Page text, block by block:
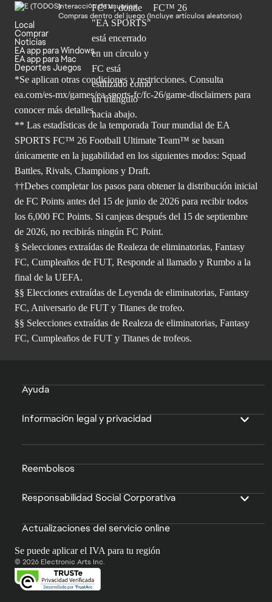
Interacción de usuarios
Compras dentro del juego (Incluye artículos aleatorios)
Local
Comprar
Noticias
EA app para Windows
EA app para Mac
Deportes Juegos
*Se aplican otras condiciones y restricciones. Consulta
ea.com/es-mx/games/ea-sports-fc/fc-26/game-disclaimers para
conocer más detalles.
** Las estadísticas de la temporada Tour mundial de EA
SPORTS FC™ 26 Football Ultimate Team™ se basan
únicamente en la jugabilidad en los siguientes modos: Squad
Battles, Rivals, Champions y Draft.
††Debes completar los pasos para obtener la distribución inicial
de FC Points antes del 15 de junio de 2026 para recibir todos
los 6,000 FC Points. Si canjeas después del 15 de septiembre
de 2026, no recibirás ningún FC Point.
§ Selecciones extraídas de Realeza de eliminatorias, Fantasy
FC, Cumpleaños de FUT, Responde al llamado y Rumbo a la
final de la UEFA.
§§ Elecciones extraídas de Leyenda de eliminatorias, Fantasy
FC, Aniversario de FUT y Titanes de trofeo.
§§ Selecciones extraídas de Realeza de eliminatorias, Fantasy
FC, Cumpleaños de FUT y Titanes de trofeos.
Ayuda
Información legal y privacidad
Reembolsos
Responsabilidad Social Corporativa
Actualizaciones del servicio online
Se puede aplicar el IVA para tu región
© 2026 Electronic Arts Inc.